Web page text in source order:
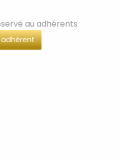
au adhérents
adhérent